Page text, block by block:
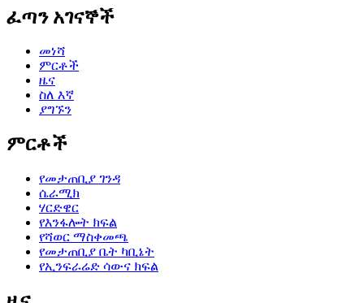
ፈጣን አገናኞች
መነሻ
ምርቶች
ዜና
ስለ እኛ
ያግኙን
ምርቶች
የመታጠቢያ ገንዳ
ሴራሚክ
ሃርድዌር
የእንፋሎት ክፍል
የሻወር ማስቀመጫ
የመታጠቢያ ቤት ካቢኔት
የኢንፍራሬድ ሳውና ክፍል